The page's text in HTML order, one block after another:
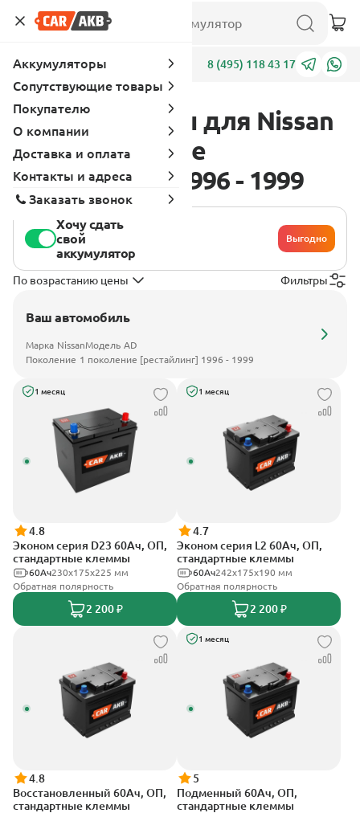
Адреса 8 (495) 118 43 17
Аккумуляторы для Nissan
AD 1 поколение
[рестайлинг] 1996 - 1999
Хочу сдать
свой
аккумулятор
Выгодно
По возрастанию цены Фильтры
Ваш автомобиль
Марка NissanМодель AD
Поколение 1 поколение [рестайлинг] 1996 - 1999
1 месяц
4.8
Эконом серия D23 60Ач, ОП,
стандартные клеммы
230x175x225 мм
60Ач
Обратная полярность
2 200 ₽
1 месяц
4.7
Эконом серия L2 60Ач, ОП,
стандартные клеммы
242х175х190 мм
60Ач
Обратная полярность
2 200 ₽
4.8
Восстановленный 60Ач, ОП,
стандартные клеммы
1 месяц
5
Подменный 60Ач, ОП,
стандартные клеммы
Аккумуляторы
Сопутствующие товары
Покупателю
О компании
Доставка и оплата
Контакты и адреса
Заказать звонок